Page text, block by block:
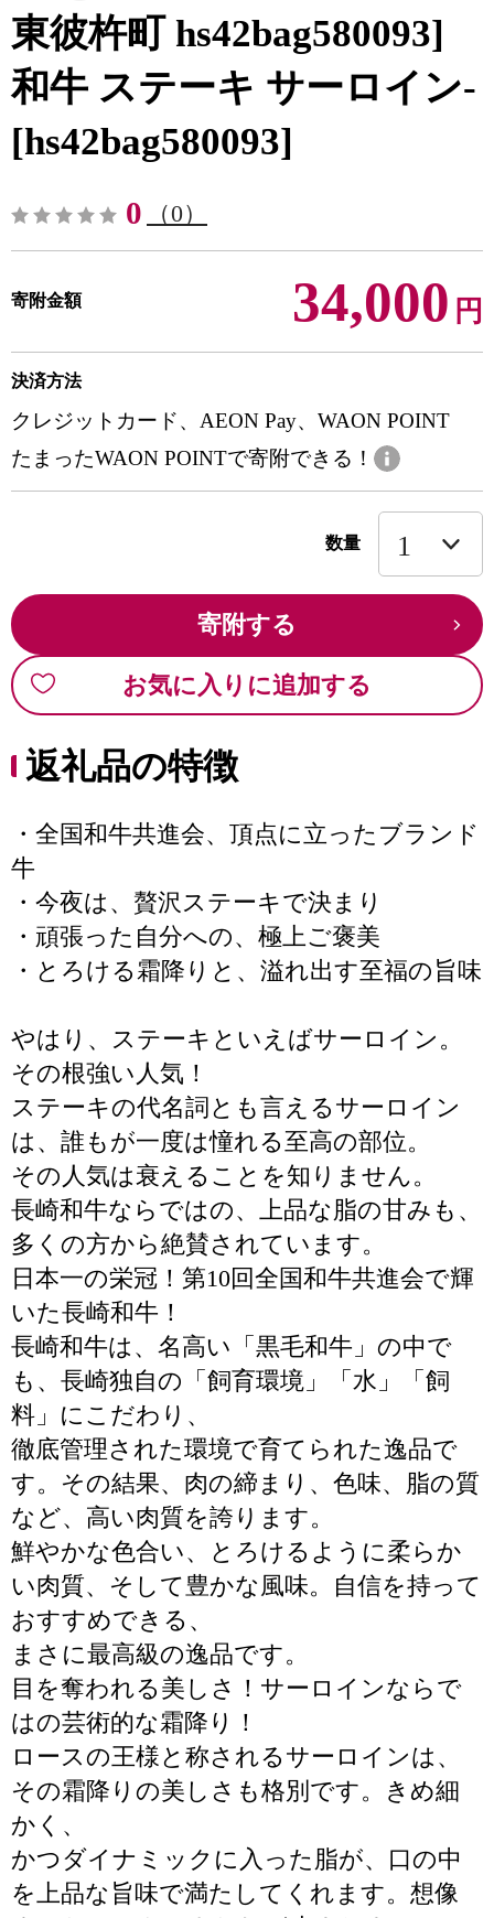
東彼杵町 hs42bag580093]
和牛 ステーキ サーロイン-
[hs42bag580093]
0 （0）
寄附金額 34,000 円
決済方法
クレジットカード、AEON Pay、WAON POINT
たまったWAON POINTで寄附できる！
数量
寄附する
お気に入りに追加する
返礼品の特徴
・全国和牛共進会、頂点に立ったブランド
牛
・今夜は、贅沢ステーキで決まり
・頑張った自分への、極上ご褒美
・とろける霜降りと、溢れ出す至福の旨味
やはり、ステーキといえばサーロイン。
その根強い人気！
ステーキの代名詞とも言えるサーロイン
は、誰もが一度は憧れる至高の部位。
その人気は衰えることを知りません。
長崎和牛ならではの、上品な脂の甘みも、
多くの方から絶賛されています。
日本一の栄冠！第10回全国和牛共進会で輝
いた長崎和牛！
長崎和牛は、名高い「黒毛和牛」の中で
も、長崎独自の「飼育環境」「水」「飼
料」にこだわり、
徹底管理された環境で育てられた逸品で
す。その結果、肉の締まり、色味、脂の質
など、高い肉質を誇ります。
鮮やかな色合い、とろけるように柔らか
い肉質、そして豊かな風味。自信を持って
おすすめできる、
まさに最高級の逸品です。
目を奪われる美しさ！サーロインならで
はの芸術的な霜降り！
ロースの王様と称されるサーロインは、
その霜降りの美しさも格別です。きめ細
かく、
かつダイナミックに入った脂が、口の中
を上品な旨味で満たしてくれます。想像